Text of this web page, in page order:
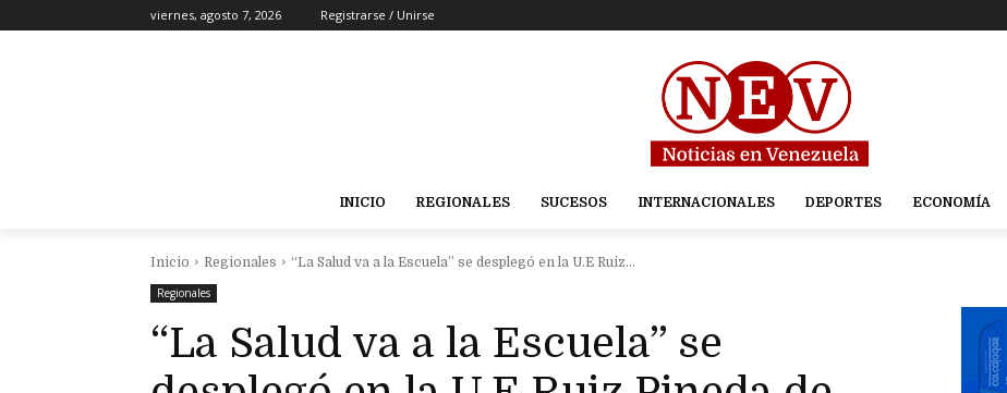
viernes, agosto 7, 2026 Registrarse / Unirse
INICIO REGIONALES SUCESOS INTERNACIONALES DEPORTES ECONOMÍA
Inicio Regionales
“La Salud va a la Escuela” se desplegó en la U.E Ruiz...
Regionales
“La Salud va a la Escuela” se